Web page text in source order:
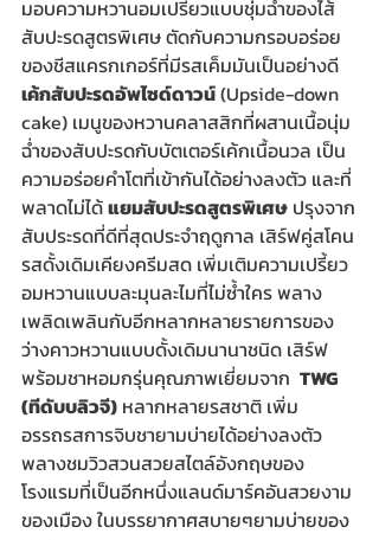
มอบความหวานอมเปรี้ยวแบบชุ่มฉ่ำของไส้
สับปะรดสูตรพิเศษ ตัดกับความกรอบอร่อย
ของชีสแครกเกอร์ที่มีรสเค็มมันเป็นอย่างดี
เค้กสับปะรดอัพไซด์ดาวน์ (Upside-down
cake) เมนูของหวานคลาสสิกที่ผสานเนื้อนุ่ม
ฉ่ำของสับปะรดกับบัตเตอร์เค้กเนื้อนวล เป็น
ความอร่อยคำโตที่เข้ากันได้อย่างลงตัว และที่
พลาดไม่ได้ แยมสับปะรดสูตรพิเศษ ปรุงจาก
สับประรดที่ดีที่สุดประจำฤดูกาล เสิร์ฟคู่สโคน
รสดั้งเดิมเคียงครีมสด เพิ่มเติมความเปรี้ยว
อมหวานแบบละมุนละไมที่ไม่ซ้ำใคร พลาง
เพลิดเพลินกับอีกหลากหลายรายการของ
ว่างคาวหวานแบบดั้งเดิมนานาชนิด เสิร์ฟ
พร้อมชาหอมกรุ่นคุณภาพเยี่ยมจาก TWG
(ทีดับบลิวจี) หลากหลายรสชาติ เพิ่ม
อรรถรสการจิบชายามบ่ายได้อย่างลงตัว
พลางชมวิวสวนสวยสไตล์อังกฤษของ
โรงแรมที่เป็นอีกหนึ่งแลนด์มาร์คอันสวยงาม
ของเมือง ในบรรยากาศสบายๆยามบ่ายของ